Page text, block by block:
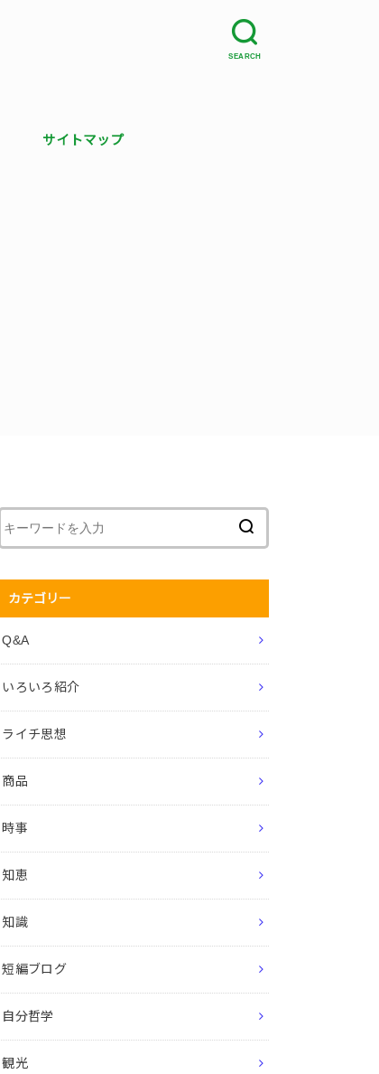
SEARCH
サイトマップ
カテゴリー
Q&A
いろいろ紹介
ライチ思想
商品
時事
知恵
知識
短編ブログ
自分哲学
観光